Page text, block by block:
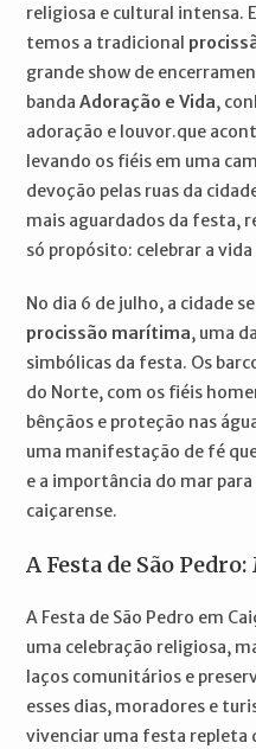
religiosa e cultural intensa.
temos a tradicional
grande show de
bandaAdoração e Vida,
adoração e louvor.que
levando os fiéis em uma
devoção pelas ruas da
mais aguardados da festa,
só propósito: celebrar a vida
No dia 6 de julho, a cidade
procissão marítima, uma
simbólicas da festa. Os
do Norte, com os fiéis
bênçãos e proteção nas
uma manifestação de fé
e a importância do mar
caiçarense.
A Festa de São
A Festa de São Pedro em
uma celebração religiosa,
laços comunitários e
esses dias, moradores e
vivenciar uma festa repleta